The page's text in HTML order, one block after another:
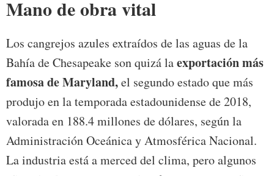
Mano de obra vital
Los cangrejos azules extraídos de las aguas de la
Bahía de Chesapeake son quizá laexportación más
famosa de Maryland,el segundo estado que más
produjo en la temporada estadounidense de 2018,
valorada en 188.4 millones de dólares, según la
Administración Oceánica y Atmosférica Nacional.
La industria está a merced del clima, pero algunos